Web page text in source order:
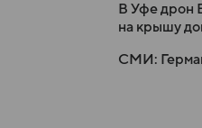
В Уфе дрон
на крышу
СМИ: